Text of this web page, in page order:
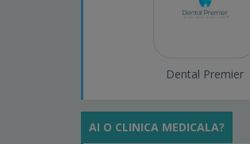
Dental Premier
AI O CLINICA MEDICALA?